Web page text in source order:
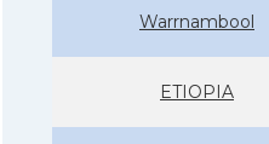
Warrnambool
ETIOPIA